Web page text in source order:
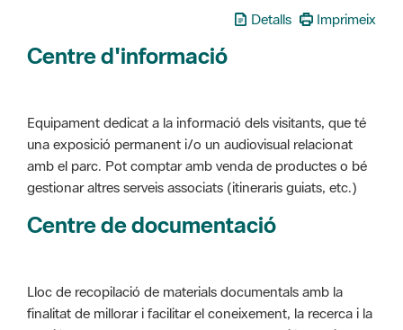
Detalls Imprimeix
Centre d'informació
Equipament dedicat a la informació dels visitants, que té
una exposició permanent i/o un audiovisual relacionat
amb el parc. Pot comptar amb venda de productes o bé
gestionar altres serveis associats (itineraris guiats, etc.)
Centre de documentació
Lloc de recopilació de materials documentals amb la
finalitat de millorar i facilitar el coneixement, la recerca i la